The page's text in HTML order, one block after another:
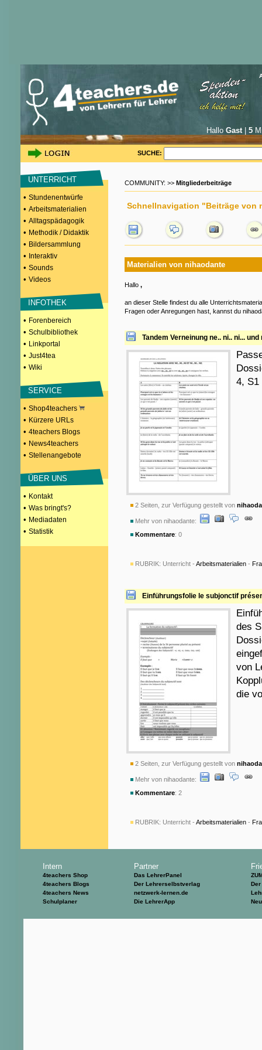
Hallo Gast| 5
SUCHE:
UNTERRICHT
• Stundenentwürfe
• Arbeitsmaterialien
• Alltagspädagogik
• Methodik / Didaktik
• Bildersammlung
• Interaktiv
• Sounds
• Videos
INFOTHEK
• Forenbereich
• Schulbibliothek
• Linkportal
• Just4tea
• Wiki
SERVICE
• Shop4teachers
• Kürzere URLs
• 4teachers Blogs
• News4teachers
• Stellenangebote
ÜBER UNS
• Kontakt
• Was bringt's?
• Mediadaten
• Statistik
COMMUNITY: >> Mitgliederbeiträge
Schnellnavigation "Beiträge von
Materialien von nihaodante
Hallo ,
an dieser Stelle findest du alle
Fragen oder Anregungen hast, kannst du
Tandem Verneinung ne.. ni.. ni... und
4, S1
2 Seiten, zur Verfügung gestellt von
Mehr von nihaodante:
Kommentare: 0
RUBRIK: Unterricht - Arbeitsmaterialien -
Einführungsfolie le subjonctif
des
von
die
2 Seiten, zur Verfügung gestellt von
Mehr von nihaodante:
Kommentare: 2
RUBRIK: Unterricht - Arbeitsmaterialien -
Intern
4teachers Shop
4teachers Blogs
4teachers News
Schulplaner
Partner
Das LehrerPanel
Der Lehrerselbstverlag
netzwerk-lernen.de
Die LehrerApp